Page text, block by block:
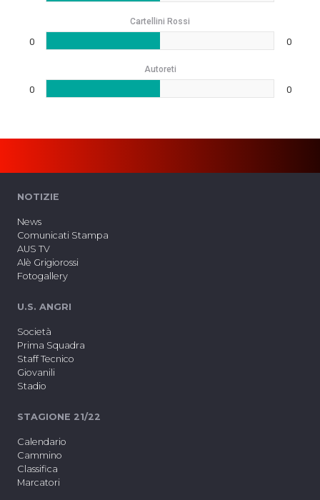
Cartellini Rossi
0 0
Autoreti
0 0
NOTIZIE
News
Comunicati Stampa
AUS TV
Alè Grigiorossi
Fotogallery
U.S. ANGRI
Società
Prima Squadra
Staff Tecnico
Giovanili
Stadio
STAGIONE 21/22
Calendario
Cammino
Classifica
Marcatori